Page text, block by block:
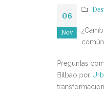
06
Nov
Preguntas
Bilbao por